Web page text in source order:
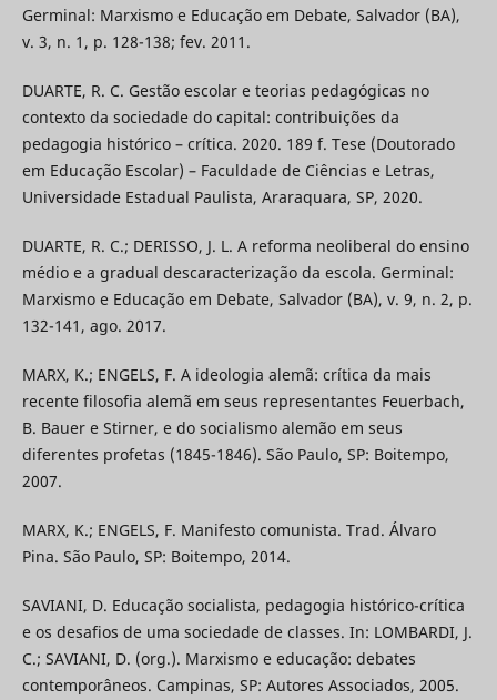
Germinal: Marxismo e Educação em Debate, Salvador (BA),
v. 3, n. 1, p. 128-138; fev. 2011.
DUARTE, R. C. Gestão escolar e teorias pedagógicas no
contexto da sociedade do capital: contribuições da
pedagogia histórico – crítica. 2020. 189 f. Tese (Doutorado
em Educação Escolar) – Faculdade de Ciências e Letras,
Universidade Estadual Paulista, Araraquara, SP, 2020.
DUARTE, R. C.; DERISSO, J. L. A reforma neoliberal do ensino
médio e a gradual descaracterização da escola. Germinal:
Marxismo e Educação em Debate, Salvador (BA), v. 9, n. 2, p.
132-141, ago. 2017.
MARX, K.; ENGELS, F. A ideologia alemã: crítica da mais
recente filosofia alemã em seus representantes Feuerbach,
B. Bauer e Stirner, e do socialismo alemão em seus
diferentes profetas (1845-1846). São Paulo, SP: Boitempo,
2007.
MARX, K.; ENGELS, F. Manifesto comunista. Trad. Álvaro
Pina. São Paulo, SP: Boitempo, 2014.
SAVIANI, D. Educação socialista, pedagogia histórico-crítica
e os desafios de uma sociedade de classes. In: LOMBARDI, J.
C.; SAVIANI, D. (org.). Marxismo e educação: debates
contemporâneos. Campinas, SP: Autores Associados, 2005.